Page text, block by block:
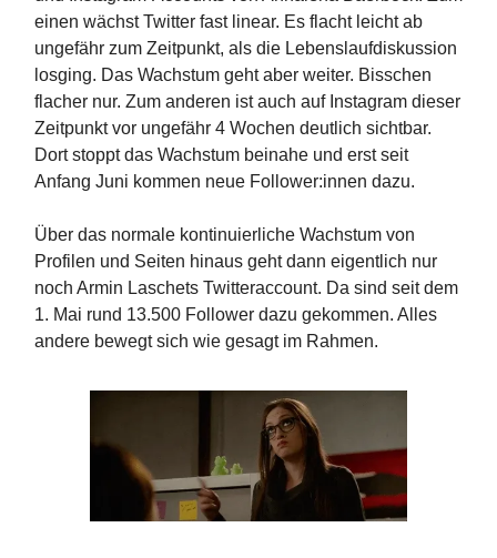
einen wächst Twitter fast linear. Es flacht leicht ab
ungefähr zum Zeitpunkt, als die Lebenslaufdiskussion
losging. Das Wachstum geht aber weiter. Bisschen
flacher nur. Zum anderen ist auch auf Instagram dieser
Zeitpunkt vor ungefähr 4 Wochen deutlich sichtbar.
Dort stoppt das Wachstum beinahe und erst seit
Anfang Juni kommen neue Follower:innen dazu.
Über das normale kontinuierliche Wachstum von
Profilen und Seiten hinaus geht dann eigentlich nur
noch Armin Laschets Twitteraccount. Da sind seit dem
1. Mai rund 13.500 Follower dazu gekommen. Alles
andere bewegt sich wie gesagt im Rahmen.